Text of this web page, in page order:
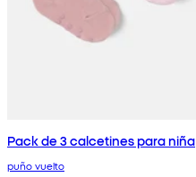
Pack de 3 calcetines para niña
puño vuelto